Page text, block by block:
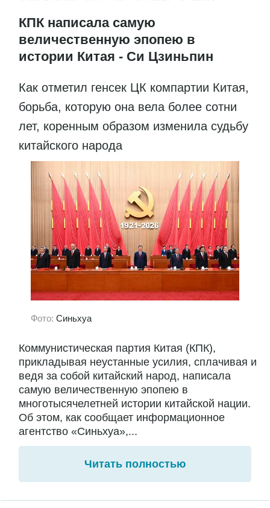
КПК написала самую
величественную эпопею в
истории Китая - Си Цзиньпин
Как отметил генсек ЦК компартии Китая,
борьба, которую она вела более сотни
лет, коренным образом изменила судьбу
китайского народа
Фото: Синьхуа
Коммунистическая партия Китая (КПК),
прикладывая неустанные усилия, сплачивая и
ведя за собой китайский народ, написала
самую величественную эпопею в
многотысячелетней истории китайской нации.
Об этом, как сообщает информационное
агентство «Синьхуа»,...
Читать полностью